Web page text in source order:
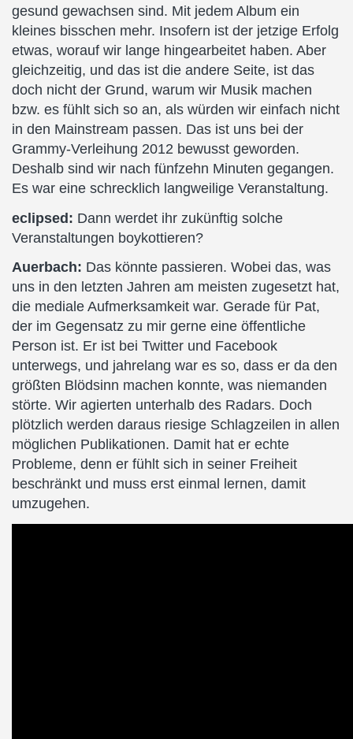
gesund gewachsen sind. Mit jedem Album ein
kleines bisschen mehr. Insofern ist der jetzige Erfolg
etwas, worauf wir lange hingearbeitet haben. Aber
gleichzeitig, und das ist die andere Seite, ist das
doch nicht der Grund, warum wir Musik machen
bzw. es fühlt sich so an, als würden wir einfach nicht
in den Mainstream passen. Das ist uns bei der
Grammy-Verleihung 2012 bewusst geworden.
Deshalb sind wir nach fünfzehn Minuten gegangen.
Es war eine schrecklich langweilige Veranstaltung.
eclipsed: Dann werdet ihr zukünftig solche
Veranstaltungen boykottieren?
Auerbach: Das könnte passieren. Wobei das, was
uns in den letzten Jahren am meisten zugesetzt hat,
die mediale Aufmerksamkeit war. Gerade für Pat,
der im Gegensatz zu mir gerne eine öffentliche
Person ist. Er ist bei Twitter und Facebook
unterwegs, und jahrelang war es so, dass er da den
größten Blödsinn machen konnte, was niemanden
störte. Wir agierten unterhalb des Radars. Doch
plötzlich werden daraus riesige Schlagzeilen in allen
möglichen Publikationen. Damit hat er echte
Probleme, denn er fühlt sich in seiner Freiheit
beschränkt und muss erst einmal lernen, damit
umzugehen.